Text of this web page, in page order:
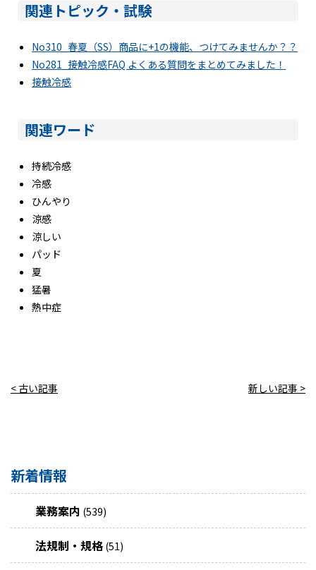
新着情報
業務案内 (539)
法規制・規格 (51)
関連トピック・試験
No310_春夏（SS）商品に+1の機能、つけてみませんか？？
No281_接触冷感FAQ よくある質問をまとめてみました！
接触冷感
関連ワード
持続冷感
冷感
ひんやり
涼感
涼しい
パッド
夏
猛暑
熱中症
< 古い記事 新しい記事 >